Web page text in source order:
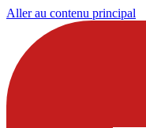
Aller au contenu principal